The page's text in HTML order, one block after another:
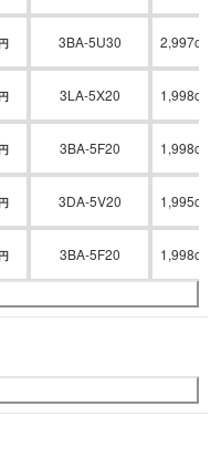
3BA-5U30 2,997cc
3LA-5X20 1,998cc
3BA-5F20 1,998cc
3DA-5V20 1,995cc
3BA-5F20 1,998cc